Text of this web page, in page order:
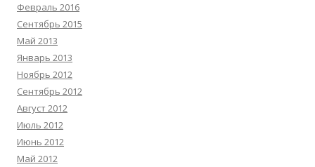
Февраль 2016
Сентябрь 2015
Май 2013
Январь 2013
Ноябрь 2012
Сентябрь 2012
Август 2012
Июль 2012
Июнь 2012
Май 2012